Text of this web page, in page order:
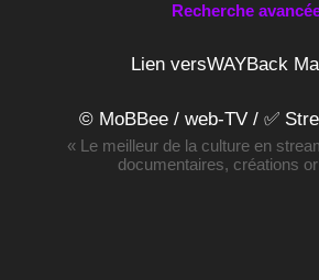
Recherche
Lien versWAYBack
© MoBBee / web-TV / ✅
« Le meilleur de la culture en
documentaires, créations